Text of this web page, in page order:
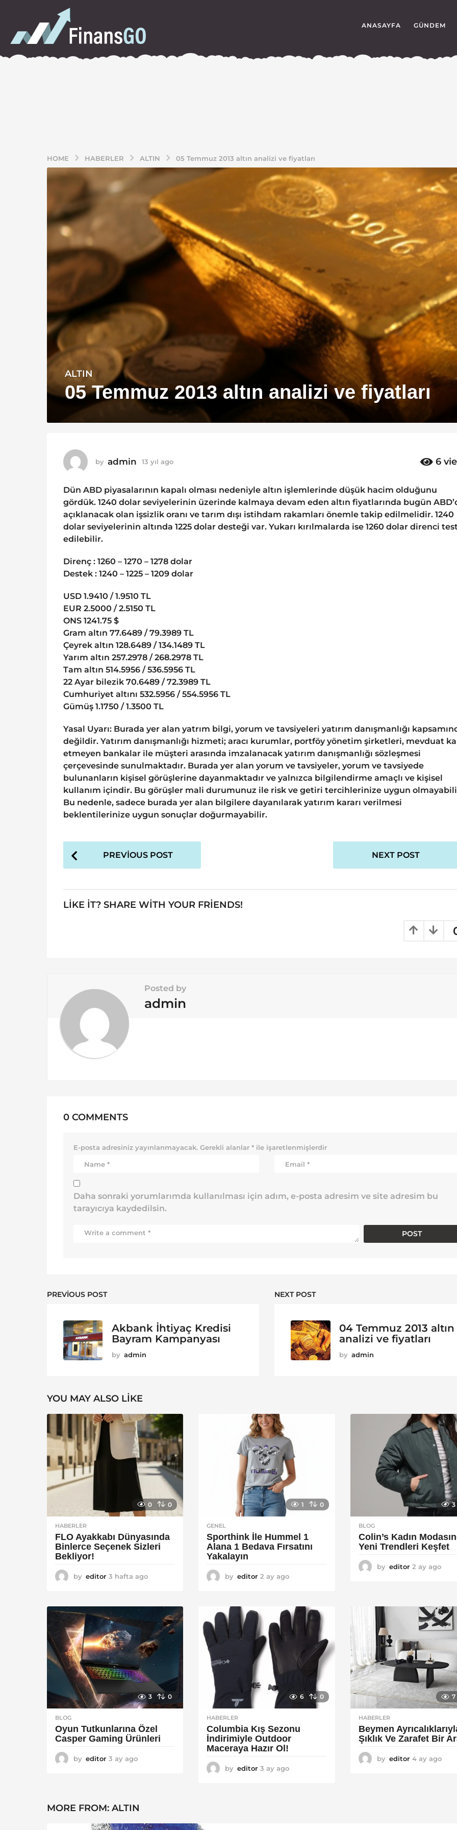
ANASAYFA GÜNDEM
HOME HABERLER ALTIN 05 Temmuz 2013 altın analizi ve fiyatları
1
3
y
l
1
3
ı
l
o
ALTIN
05 Temmuz 2013 altın analizi ve fiyatları
by admin 13 yıl ago
ı
l
g
o
6
Dün ABD piyasalarının kapalı olması nedeniyle altın işlemlerinde düşük hacim olduğunu
gördük. 1240 dolar seviyelerinin üzerinde kalmaya devam eden altın fiyatlarında bugün
açıklanacak olan işsizlik oranı ve tarım dışı istihdam rakamları önemle takip edilmelidir. 1240
dolar seviyelerinin altında 1225 dolar desteği var. Yukarı kırılmalarda ise 1260 dolar direnci
edilebilir.
Direnç : 1260 – 1270 – 1278 dolar
Destek : 1240 – 1225 – 1209 dolar
USD 1.9410 / 1.9510 TL
EUR 2.5000 / 2.5150 TL
ONS 1241.75 $
Gram altın 77.6489 / 79.3989 TL
Çeyrek altın 128.6489 / 134.1489 TL
Yarım altın 257.2978 / 268.2978 TL
Tam altın 514.5956 / 536.5956 TL
22 Ayar bilezik 70.6489 / 72.3989 TL
Cumhuriyet altını 532.5956 / 554.5956 TL
Gümüş 1.1750 / 1.3500 TL
Yasal Uyarı: Burada yer alan yatrım bilgi, yorum ve tavsiyeleri yatırım danışmanlığı
değildir. Yatırım danışmanlığı hizmeti; aracı kurumlar, portföy yönetim şirketleri, mevduat
etmeyen bankalar ile müşteri arasında imzalanacak yatırım danışmanlığı sözleşmesi
çerçevesinde sunulmaktadır. Burada yer alan yorum ve tavsiyeler, yorum ve tavsiyede
bulunanların kişisel görüşlerine dayanmaktadır ve yalnızca bilgilendirme amaçlı ve kişisel
kullanım içindir. Bu görüşler mali durumunuz ile risk ve getiri tercihlerinize uygun
Bu nedenle, sadece burada yer alan bilgilere dayanılarak yatırım kararı verilmesi
beklentilerinize uygun sonuçlar doğurmayabilir.
P
o
t
a
t
o
PREVIOUS POST NEXT POST
LIKE IT? SHARE WITH YOUR FRIENDS!
Posted by
admin
0 COMMENTS
E-posta adresiniz yayınlanmayacak. Gerekli alanlar * ile işaretlenmişlerdir
Daha sonraki yorumlarımda kullanılması için adım, e-posta adresim ve site adresim bu
tarayıcıya kaydedilsin.
PREVIOUS POST
Akbank İhtiyaç Kredisi
Bayram Kampanyası
by admin
NEXT POST
04 Temmuz 2013 altın
analizi ve fiyatları
by admin
YOU MAY ALSO LIKE
0 0
HABERLER
FLO Ayakkabı Dünyasında
Binlerce Seçenek Sizleri
Bekliyor!
by editor 3 hafta ago
a
1 0
GENEL
Sporthink İle Hummel 1
Alana 1 Bedava Fırsatını
Yakalayın
by editor 2 ay ago
g
o
3
BLOG
Colin’s Kadın
Yeni Trendleri Keşfet
by editor 2 ay ago3
g
o
3 0
BLOG
Oyun Tutkunlarına Özel
Casper Gaming Ürünleri
by editor 3 ay ago
o
6 0
HABERLER
Columbia Kış Sezonu
İndirimiyle Outdoor
Maceraya Hazır Ol!
by editor 3 ay ago
7
HABERLER
Beymen
Şıklık Ve Zarafet Bir
by editor 4 ay ago4
MORE FROM: ALTIN